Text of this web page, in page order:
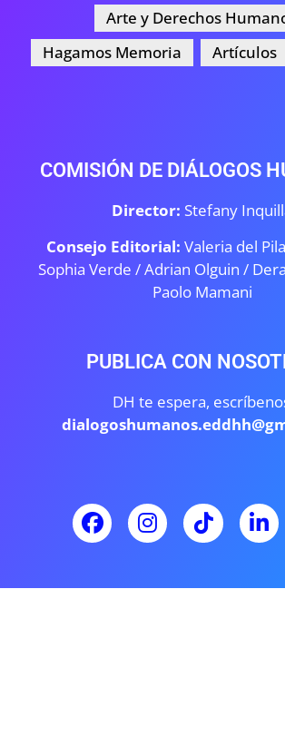
Arte y Derechos
Hagamos Memoria
Artículos
COMISIÓN DE DIÁLOGOS
Director: Stefany
Consejo Editorial: Valeria del
Sophia Verde /Adrian Olguin /
Paolo Mamani
PUBLICA CON
DH te espera,